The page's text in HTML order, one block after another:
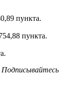
пункта.
пункта.
Подписывайтесь